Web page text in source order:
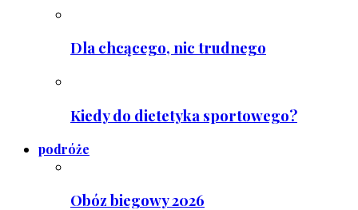
Dla chcącego, nic trudnego
Kiedy do dietetyka sportowego?
podróże
Obóz biegowy 2026